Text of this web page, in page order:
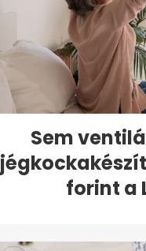
Sem
forint a